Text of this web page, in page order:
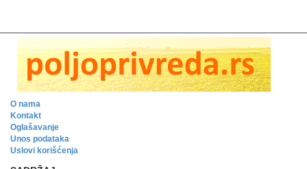
O nama
Kontakt
Oglašavanje
Unos podataka
Uslovi korišćenja